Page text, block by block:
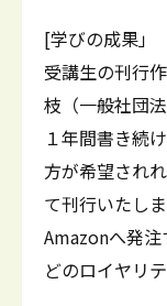
[学びの成果」
受講生の刊行
枝（一般社団
１年間書き続
方が希望され
て刊行いたし
Amazonへ発
どのロイヤリ